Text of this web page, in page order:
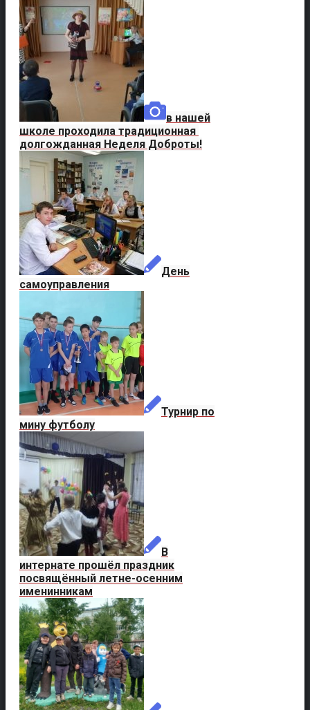
в нашей
школе проходила традиционная
долгожданная Неделя Доброты!
День
самоуправления
Турнир по
мину футболу
В
интернате прошёл праздник
посвящённый летне-осенним
именинникам